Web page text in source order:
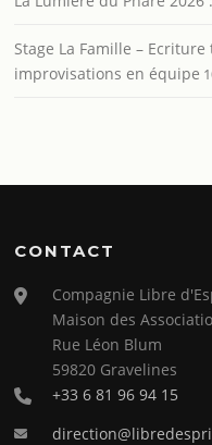
Stage La Famille –
improvisations en équipe
CONTACT
Compagnie Libre
Maison des
Rue Léon Blum
59820 Gravelines
+33 6 81 96 94 15